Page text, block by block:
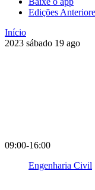
Edições
Início
2023 sábado 19 ago
09:00-16:00
Engenharia Civil